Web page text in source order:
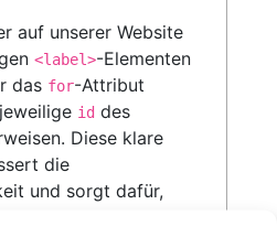
auf unserer Website
<label>-Elementen
das for-Attribut
iddes
Diese klare
die
und sorgt dafür,